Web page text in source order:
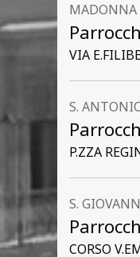
MADONNA
VIA
S.
P.ZZA
S.
CORSO